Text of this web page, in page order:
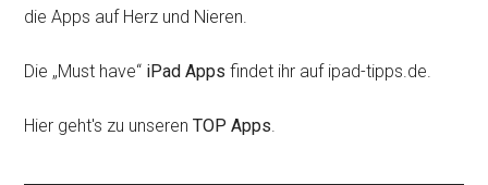
die Apps auf Herz und Nieren.
Die „Must have“ iPad Apps findet ihr auf ipad-tipps.de.
Hier geht's zu unserenTOP Apps.